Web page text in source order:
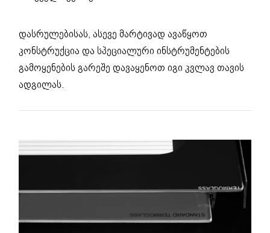
დასრულებისას, ასევე მარტივად ავაწყოთ
კონსტრუქცია და სპეციალური ინსტრუმენტების
გამოყენების გარეშე დავაყენოთ იგი კვლავ თავის
ადგილას.